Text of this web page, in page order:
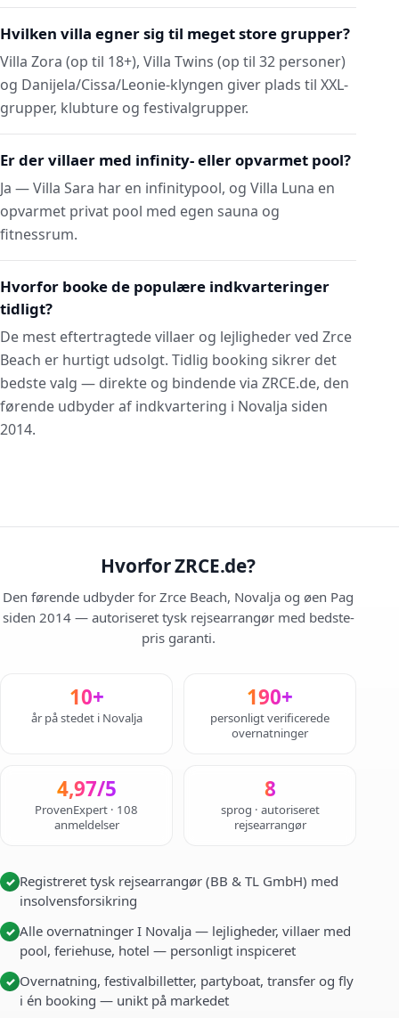
Hvilken villa egner sig til meget store grupper?
Villa Zora (op til 18+), Villa Twins (op til 32 personer)
og Danijela/Cissa/Leonie-klyngen giver plads til XXL-
grupper, klubture og festivalgrupper.
Er der villaer med infinity- eller opvarmet pool?
Ja — Villa Sara har en infinitypool, og Villa Luna en
opvarmet privat pool med egen sauna og
fitnessrum.
Hvorfor booke de populære indkvarteringer
tidligt?
De mest eftertragtede villaer og lejligheder ved Zrce
Beach er hurtigt udsolgt. Tidlig booking sikrer det
bedste valg — direkte og bindende via ZRCE.de, den
førende udbyder af indkvartering i Novalja siden
2014.
Hvorfor ZRCE.de?
Den førende udbyder for Zrce Beach, Novalja og øen Pag
siden 2014 — autoriseret tysk rejsearrangør med bedste-
pris garanti.
10+
år på stedet i Novalja
190+
personligt verificerede
overnatninger
4,97/5
ProvenExpert · 108
anmeldelser
8
sprog · autoriseret
rejsearrangør
✓ Registreret tysk rejsearrangør (BB & TL GmbH) med
insolvensforsikring
✓ Alle overnatninger I Novalja — lejligheder, villaer med
pool, feriehuse, hotel — personligt inspiceret
✓ Overnatning, festivalbilletter, partyboat, transfer og fly
i én booking — unikt på markedet